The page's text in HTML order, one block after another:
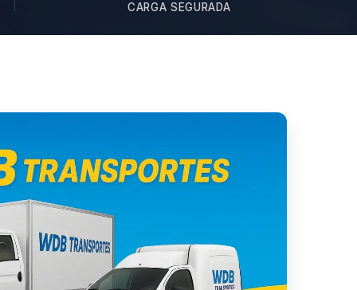
CARGA SEGURADA